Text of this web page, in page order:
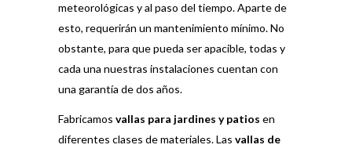
meteorológicas y al paso del tiempo. Aparte de
esto, requerirán un mantenimiento mínimo. No
obstante, para que pueda ser apacible, todas y
cada una nuestras instalaciones cuentan con
una garantía de dos años.
Fabricamos vallas para jardines y patios en
diferentes clases de materiales. Las vallas de